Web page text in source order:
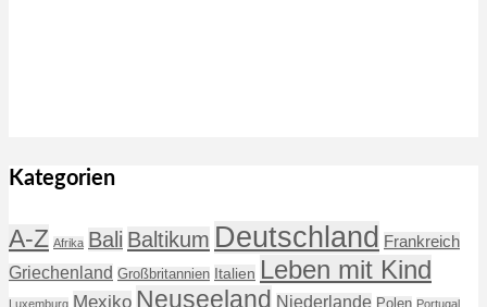
Kategorien
A-Z Afrika Bali Baltikum Deutschland Frankreich
Griechenland Großbritannien Italien Leben mit Kind
Luxemburg Mexiko Neuseeland Niederlande Polen Portugal